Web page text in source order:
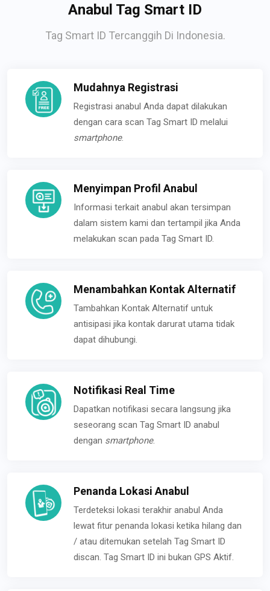
Anabul Tag Smart ID
Tag Smart ID Tercanggih Di Indonesia.
Mudahnya Registrasi
Registrasi anabul Anda dapat dilakukan
dengan cara scan Tag Smart ID melalui
smartphone.
Menyimpan Profil Anabul
Informasi terkait anabul akan tersimpan
dalam sistem kami dan tertampil jika Anda
melakukan scan pada Tag Smart ID.
Menambahkan Kontak Alternatif
Tambahkan Kontak Alternatif untuk
antisipasi jika kontak darurat utama tidak
dapat dihubungi.
Notifikasi Real Time
Dapatkan notifikasi secara langsung jika
seseorang scan Tag Smart ID anabul
dengan smartphone.
Penanda Lokasi Anabul
Terdeteksi lokasi terakhir anabul Anda
lewat fitur penanda lokasi ketika hilang dan
/ atau ditemukan setelah Tag Smart ID
discan. Tag Smart ID ini bukan GPS Aktif.